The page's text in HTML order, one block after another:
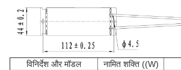
विनिर्देश और मॉडल नामित शक्ति ((W)